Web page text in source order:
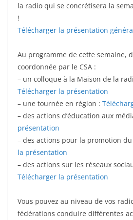
la radio qui se concrétisera la
!
Télécharger la présentation
Au programme de cette semaine,
coordonnée par le CSA :
– un colloque à la Maison de la
Télécharger la présentation
– une tournée en région :
– des actions d’éducation aux
présentation
– des actions pour la promotion du
la présentation
– des actions sur les réseaux
Télécharger la présentation
Vous pouvez au niveau de vos
fédérations conduire différentes